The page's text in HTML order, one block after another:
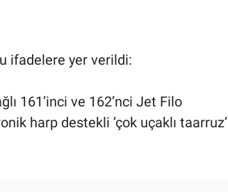
ifadelere yer verildi:
161’inci ve 162’nci Jet Filo
harp destekli ’çok uçaklı taarruz’